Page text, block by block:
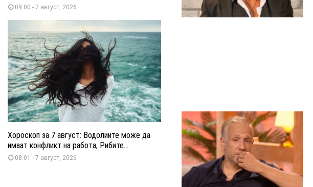
09:00 - 7 август, 2026
Хороскоп за 7 август: Водолиите може да
имаат конфликт на работа, Рибите...
08:01 - 7 август, 2026